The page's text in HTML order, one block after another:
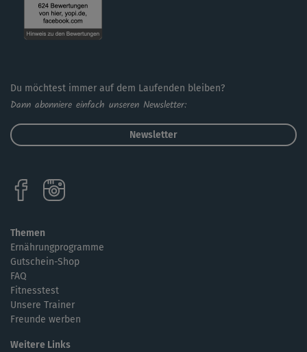
Du möchtest immer auf dem Laufenden bleiben?
Dann abonniere einfach unseren Newsletter:
Newsletter
Themen
Ernährungprogramme
Gutschein-Shop
FAQ
Fitnesstest
Unsere Trainer
Freunde werben
Weitere Links